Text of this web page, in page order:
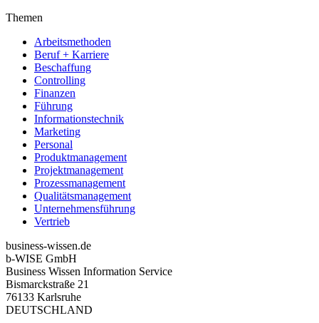
Themen
Arbeitsmethoden
Beruf + Karriere
Beschaffung
Controlling
Finanzen
Führung
Informationstechnik
Marketing
Personal
Produktmanagement
Projektmanagement
Prozessmanagement
Qualitätsmanagement
Unternehmensführung
Vertrieb
business-wissen.de
b-WISE GmbH
Business Wissen Information Service
Bismarckstraße 21
76133 Karlsruhe
DEUTSCHLAND